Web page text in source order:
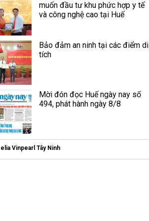
muốn đầu tư khu phức hợp y tế
và công nghệ cao tại Huế
Bảo đảm an ninh tại các điểm di
tích
Mời đón đọc Huế ngày nay số
494, phát hành ngày 8/8
Vinpearl Tây Ninh